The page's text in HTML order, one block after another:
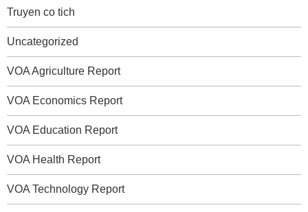
Truyen co tich
Uncategorized
VOA Agriculture Report
VOA Economics Report
VOA Education Report
VOA Health Report
VOA Technology Report